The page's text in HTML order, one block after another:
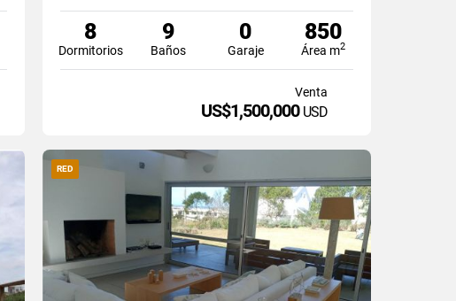
8
Dormitorios
9
Baños
0
Garaje
850
Área m2
Venta
US$1,500,000 USD
RED